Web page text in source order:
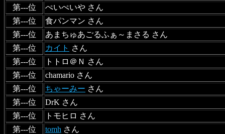
第---位
ぺいぺいや さん
第---位
食パンマン さん
第---位
あまちゅあごるふぁ～まさる さん
第---位
カイト さん
第---位
トトロ＠Ｎ さん
第---位
chamario さん
第---位
ちゃーみー さん
第---位
DrK さん
第---位
トモヒロ さん
第---位
tomh さん